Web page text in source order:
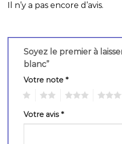
Il n’y a pas encore d’avis.
Soyez le premier à
blanc”
Votre note *
Votre avis*